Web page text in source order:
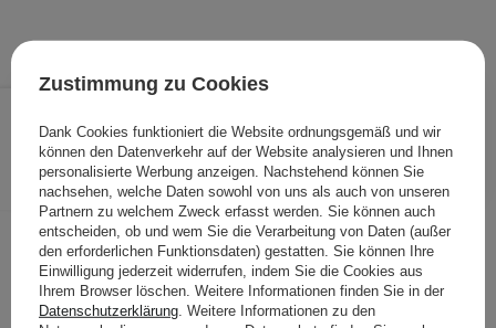
IN DEN WARENKORB
Folgende Produkte wurden von
anderen Kunden geprüft
Zustimmung zu Cookies
Dank Cookies funktioniert die Website ordnungsgemäß und wir
können den Datenverkehr auf der Website analysieren und Ihnen
personalisierte Werbung anzeigen. Nachstehend können Sie
nachsehen, welche Daten sowohl von uns als auch von unseren
Partnern zu welchem Zweck erfasst werden. Sie können auch
entscheiden, ob und wem Sie die Verarbeitung von Daten (außer
den erforderlichen Funktionsdaten) gestatten. Sie können Ihre
Einwilligung jederzeit widerrufen, indem Sie die Cookies aus
Ihrem Browser löschen. Weitere Informationen finden Sie in der
Datenschutzerklärung . Weitere Informationen zu den